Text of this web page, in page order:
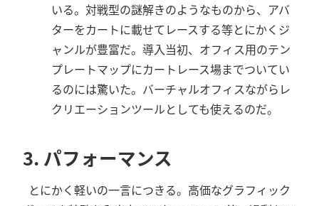
いる。対戦型の謎解きのようなものから、アバ
ターをカートに載せてレースする等とにかくジ
ャンルが豊富だ。導入当初、オフィス用のテン
プレートマップにカートレース場までついてい
るのには驚いた。バーチャルオフィスながらレ
クリエーションツールとしても使えるのだ。
3. パフォーマンス
とにかく軽いの一言につきる。高価なグラフィック